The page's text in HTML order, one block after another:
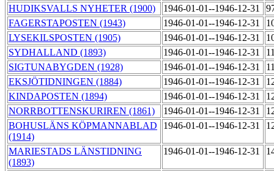
HUDIKSVALLS NYHETER (1900) 1946-01-01--1946-12-31
FAGERSTAPOSTEN (1943)
1946-01-01--1946-12-31
LYSEKILSPOSTEN (1905)
1946-01-01--1946-12-31
SYDHALLAND (1893)
1946-01-01--1946-12-31
SIGTUNABYGDEN (1928)
1946-01-01--1946-12-31
EKSJÖTIDNINGEN (1884)
1946-01-01--1946-12-31
KINDAPOSTEN (1894)
1946-01-01--1946-12-31
NORRBOTTENSKURIREN (1861)
1946-01-01--1946-12-31
BOHUSLÄNS KÖPMANNABLAD
(1914)
1946-01-01--1946-12-31
MARIESTADS LÄNSTIDNING
(1893)
1946-01-01--1946-12-31